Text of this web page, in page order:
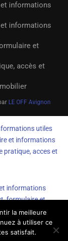
informations
informations
et
accès et
LE OFF Avignon
utiles
et informations
pratique, acces et
informations
formulaire et
: guide
la meilleure
à utiliser ce
satisfait.